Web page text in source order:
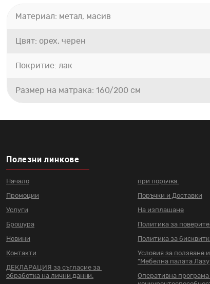
Материал: метал, масив
Цвят: орех, черен
Покритие: лак
Размер на матрака: 160/200 см
Полезни линкове
Начало
Промоции
Услуги
Брошура
Новини
Контакти
ДЕКЛАРАЦИЯ за съгласие за
обработка на лични данни.
при поръчка.
Поръчки и Доставки
На изплащане
Политика за
Политика за
Условия за ползване
"Мебелна палата
Оперативна